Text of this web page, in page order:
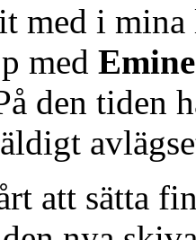
med i mina
med
den tiden
att sätta